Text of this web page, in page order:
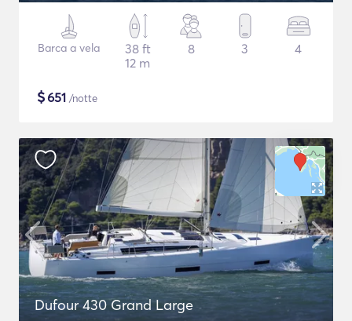
Barca a vela
38 ft
12 m
8 3 4
$651 /notte
Dufour 430 Grand Large